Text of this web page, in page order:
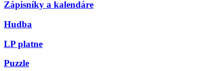
Zápisníky a kalendáre
Hudba
LP platne
Puzzle